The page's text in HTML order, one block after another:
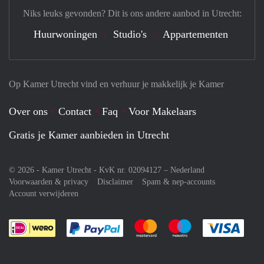
Op Kamer Utrecht vind en verhuur je makkelijk je Kamer
Over ons Contact Faq
Voor Makelaars
Gratis je Kamer aanbieden in Utrecht
© 2026 - Kamer Utrecht - KvK nr. 02094127 – Nederland
Voorwaarden & privacy
Disclaimer
Spam & nep-accounts
Account verwijderen
Je rekent gemakkelijk af met Paypal
Je rekent gemakkelijk af met
Je rekent
Niks leuks gevonden? Dit is ons andere aanbod in Utrecht:
Huurwoningen Studio's Appartementen